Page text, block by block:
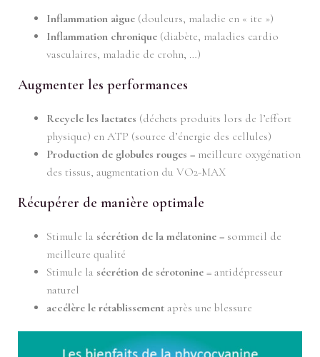
Inflammation aîgue (douleurs, maladie en « ite »)
Inflammation chronique (diabète, maladies cardio
vasculaires, maladie de crohn, …)
Augmenter les performances
Recycle les lactates (déchets produits lors de l’effort
physique) en ATP (source d’énergie des cellules)
Production de globules rouges = meilleure oxygénation
des tissus, augmentation du VO2-MAX
Récupérer de manière optimale
Stimule la sécrétion de la mélatonine = sommeil de
meilleure qualité
Stimule la sécrétion de sérotonine = antidépresseur
naturel
accélère le rétablissement après une blessure